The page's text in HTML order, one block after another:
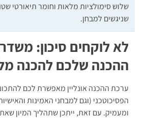
שלוש סימולציות מלאות וחומר תיאורטי
שניגשים למבחן.
לא לוקחים סיכון:
ההכנה שלכם להכנה
ערכת ההכנה אונליין מאפשרת לכם
הפסיכוטכני (וגם למבחני האמינות
ומעמיק. עם זאת, ייתכן שתהליך המיון